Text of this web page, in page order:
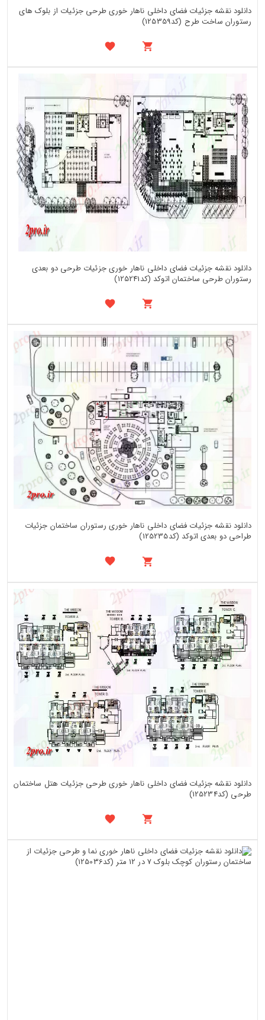
دانلود نقشه جزئیات فضای داخلی ناهار خوری طرحی جزئیات از بلوک های
رستوران ساخت طرح (کد125359)
دانلود نقشه جزئیات فضای داخلی ناهار خوری جزئیات طرحی دو بعدی
رستوران طرحی ساختمان اتوکد (کد125241)
دانلود نقشه جزئیات فضای داخلی ناهار خوری رستوران ساختمان جزئیات
طراحی دو بعدی اتوکد (کد125235)
دانلود نقشه جزئیات فضای داخلی ناهار خوری طرحی جزئیات هتل ساختمان
طرحی (کد125234)